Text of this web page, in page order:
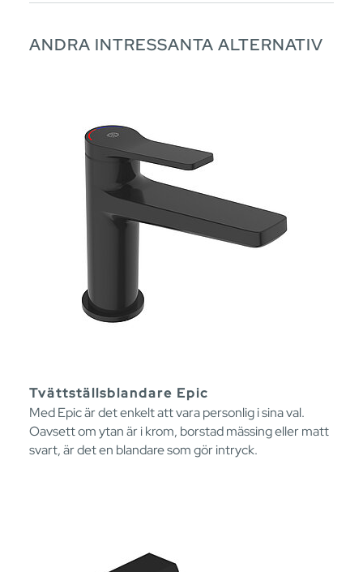
ANDRA INTRESSANTA ALTERNATIV
Tvättställsblandare Epic
Med Epic är det enkelt att vara personlig i sina val.
Oavsett om ytan är i krom, borstad mässing eller matt
svart, är det en blandare som gör intryck.